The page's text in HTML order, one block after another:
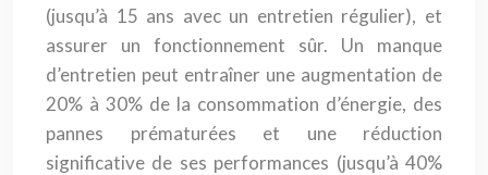
(jusqu’à 15 ans avec un entretien régulier), et
assurer un fonctionnement sûr. Un manque
d’entretien peut entraîner une augmentation de
20% à 30% de la consommation d’énergie, des
pannes prématurées et une réduction
significative de ses performances (jusqu’à 40%